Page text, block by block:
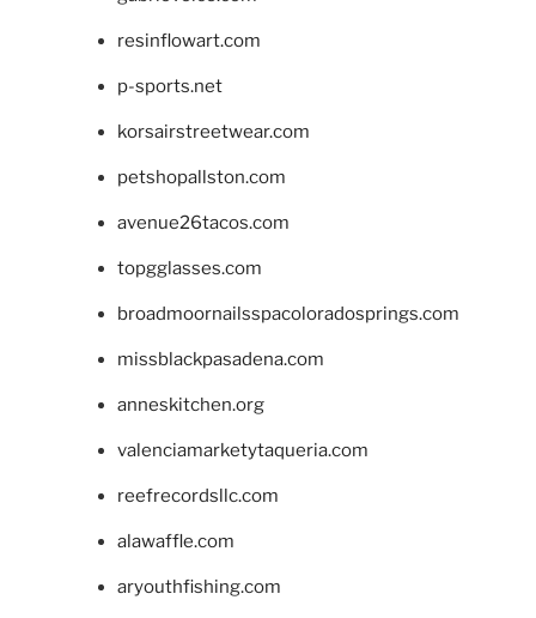
resinflowart.com
p-sports.net
korsairstreetwear.com
petshopallston.com
avenue26tacos.com
topgglasses.com
broadmoornailsspacoloradosprings.com
missblackpasadena.com
anneskitchen.org
valenciamarketytaqueria.com
reefrecordsllc.com
alawaffle.com
aryouthfishing.com